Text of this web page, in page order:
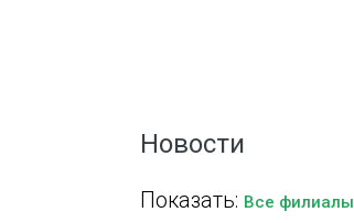
Новости
Показать: Все филиалы